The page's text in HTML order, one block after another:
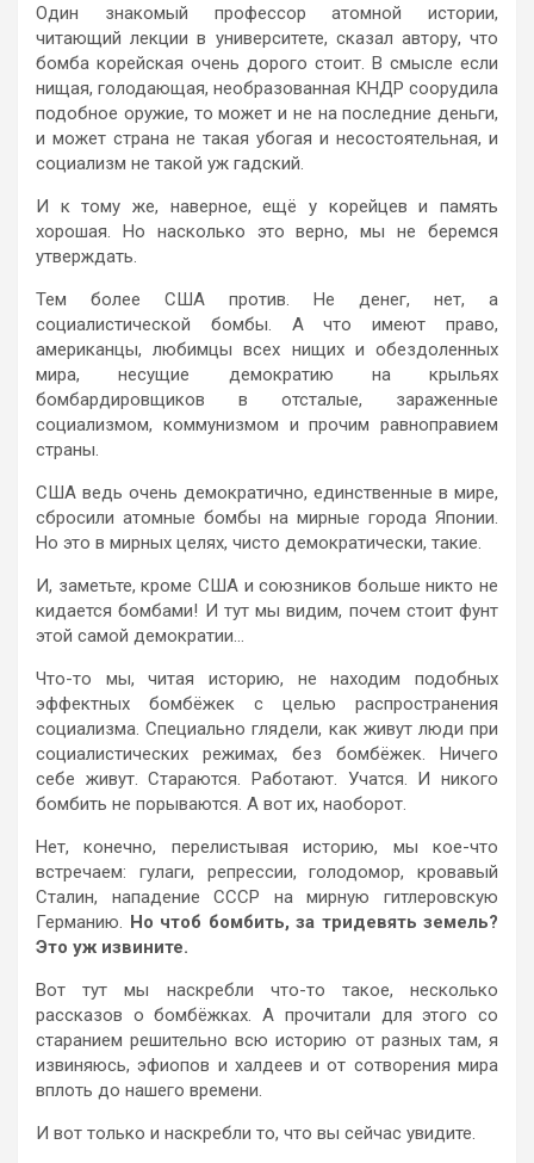
Один знакомый профессор атомной истории,
читающий лекции в университете, сказал автору, что
бомба корейская очень дорого стоит. В смысле если
нищая, голодающая, необразованная КНДР соорудила
подобное оружие, то может и не на последние деньги,
и может страна не такая убогая и несостоятельная, и
социализм не такой уж гадский.
И к тому же, наверное, ещё у корейцев и память
хорошая. Но насколько это верно, мы не беремся
утверждать.
Тем более США против. Не денег, нет, а
социалистической бомбы. А что имеют право,
американцы, любимцы всех нищих и обездоленных
мира, несущие демократию на крыльях
бомбардировщиков в отсталые, зараженные
социализмом, коммунизмом и прочим равноправием
страны.
США ведь очень демократично, единственные в мире,
сбросили атомные бомбы на мирные города Японии.
Но это в мирных целях, чисто демократически, такие.
И, заметьте, кроме США и союзников больше никто не
кидается бомбами! И тут мы видим, почем стоит фунт
этой самой демократии…
Что-то мы, читая историю, не находим подобных
эффектных бомбёжек с целью распространения
социализма. Специально глядели, как живут люди при
социалистических режимах, без бомбёжек. Ничего
себе живут. Стараются. Работают. Учатся. И никого
бомбить не порываются. А вот их, наоборот.
Нет, конечно, перелистывая историю, мы кое-что
встречаем: гулаги, репрессии, голодомор, кровавый
Сталин, нападение СССР на мирную гитлеровскую
Германию. Но чтоб бомбить, за тридевять земель?
Это уж извините.
Вот тут мы наскребли что-то такое, несколько
рассказов о бомбёжках. А прочитали для этого со
старанием решительно всю историю от разных там, я
извиняюсь, эфиопов и халдеев и от сотворения мира
вплоть до нашего времени.
И вот только и наскребли то, что вы сейчас увидите.